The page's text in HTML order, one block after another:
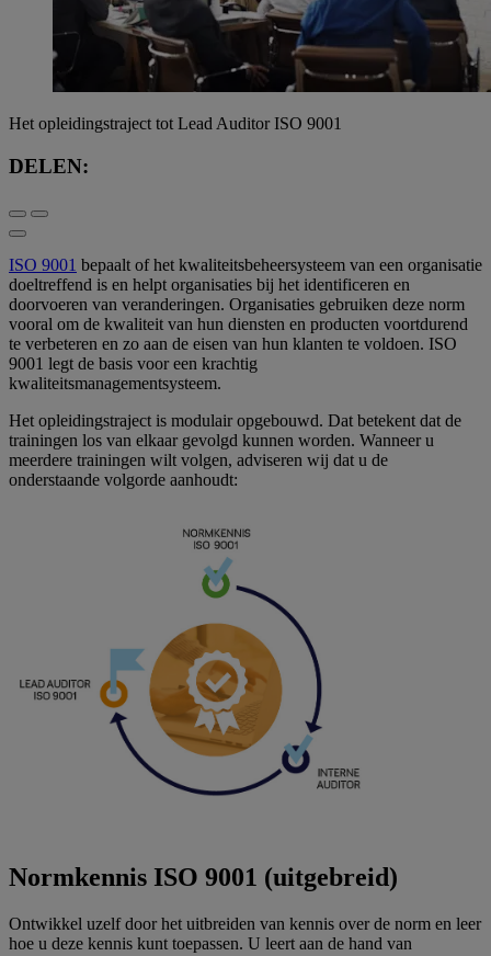
Het opleidingstraject tot Lead Auditor ISO 9001
DELEN:
ISO 9001 bepaalt of het kwaliteitsbeheersysteem van een organisatie
doeltreffend is en helpt organisaties bij het identificeren en
doorvoeren van veranderingen. Organisaties gebruiken deze norm
vooral om de kwaliteit van hun diensten en producten voortdurend
te verbeteren en zo aan de eisen van hun klanten te voldoen. ISO
9001 legt de basis voor een krachtig
kwaliteitsmanagementsysteem.
Het opleidingstraject is modulair opgebouwd. Dat betekent dat de
trainingen los van elkaar gevolgd kunnen worden. Wanneer u
meerdere trainingen wilt volgen, adviseren wij dat u de
onderstaande volgorde aanhoudt:
Normkennis ISO 9001 (uitgebreid)
Ontwikkel uzelf door het uitbreiden van kennis over de norm en leer
hoe u deze kennis kunt toepassen. U leert aan de hand van